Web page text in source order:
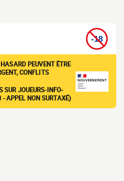
PEUVENT ÊTRE
CONFLITS
SUR JOUEURS-INFO-
APPEL NON SURTAXÉ)